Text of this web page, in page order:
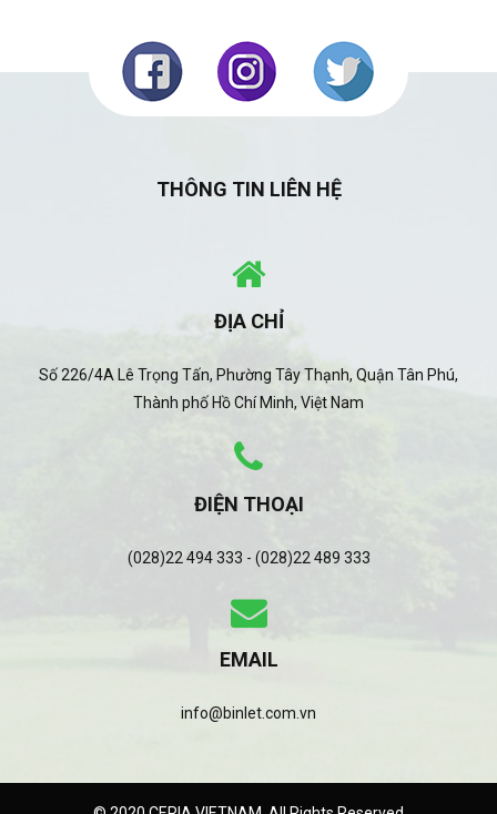
THÔNG TIN LIÊN HỆ
ĐỊA CHỈ
Số 226/4A Lê Trọng Tấn, Phường Tây Thạnh, Quận Tân Phú,
Thành phố Hồ Chí Minh, Việt Nam
ĐIỆN THOẠI
(028)22 494 333 - (028)22 489 333
EMAIL
info@binlet.com.vn